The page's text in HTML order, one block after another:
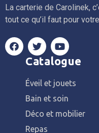
La carterie de Carolinek,
tout ce qu’il faut pour
Catalogue
Éveil et jouets
Bain et soin
Déco et mobilier
Repas